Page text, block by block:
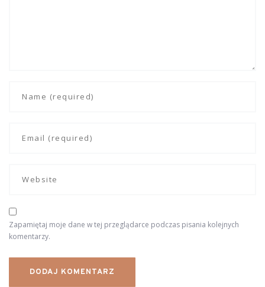
Zapamiętaj moje dane w tej przeglądarce podczas pisania kolejnych
komentarzy.